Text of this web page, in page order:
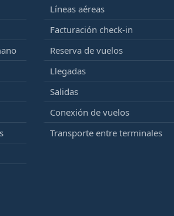
Líneas aéreas
Facturación check-in
Reserva de vuelos
Llegadas
Salidas
Conexión de vuelos
Transporte entre terminales